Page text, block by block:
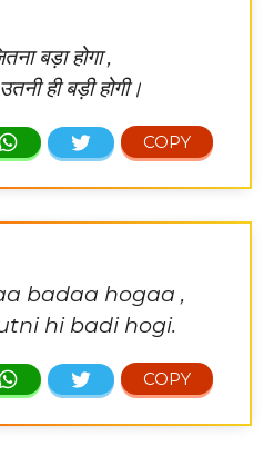
बड़ा होगा ,
ही बड़ी होगी।
badaa hogaa ,
hi badi hogi.